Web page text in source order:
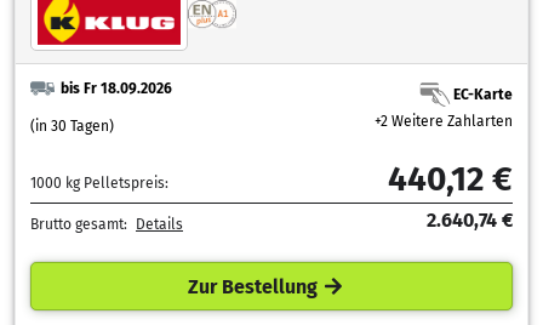
bis Fr 18.09.2026
(in 30 Tagen)
EC-Karte
+2 Weitere Zahlarten
1000 kg Pelletspreis: 440,12 €
Brutto gesamt: Details 2.640,74 €
Zur Bestellung